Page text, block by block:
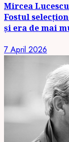
Mircea
Fostul
și era de mai
7 April 2026